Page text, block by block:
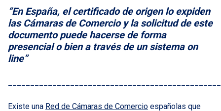
“En España, el certificado de origen lo expiden
las Cámaras de Comercio y la solicitud de este
documento puede hacerse de forma
presencial o bien a través de un sistema on
line”
Existe una Red de Cámaras de Comercio españolas que